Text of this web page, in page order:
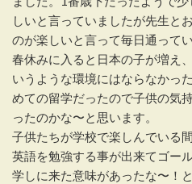
しいと言っていましたが先生と
のが楽しいと言って毎日通ってい
春休みに入ると日本の子が増え
いうような環境にはならなかっ
めての留学だったので子供の気
ったのかな〜と思います。
子供たちが学校で楽しんでいる
英語を勉強する事が出来てゴー
学しに来た意味があったな〜！